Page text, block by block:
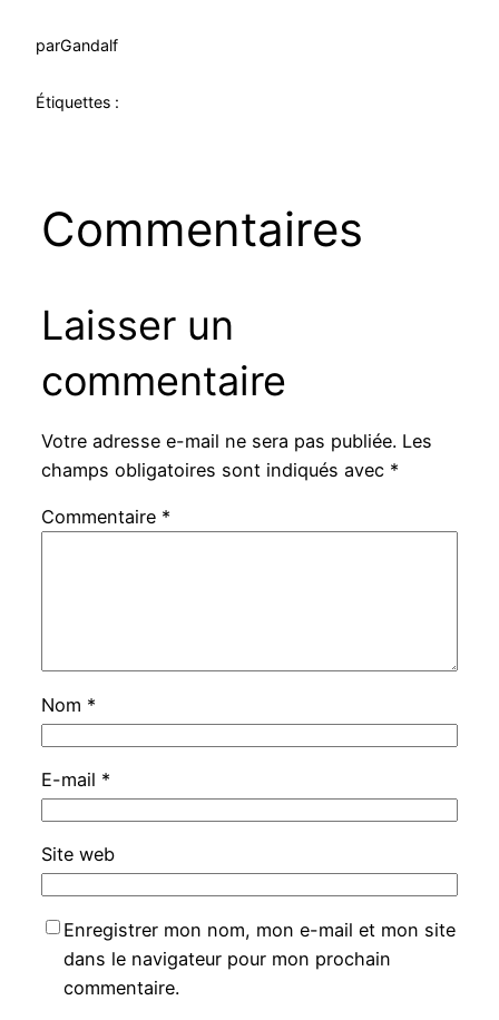
parGandalf
Étiquettes :
Commentaires
Laisser un
commentaire
Votre adresse e-mail ne sera pas publiée. Les
champs obligatoires sont indiqués avec *
Commentaire *
Nom *
E-mail *
Site web
Enregistrer mon nom, mon e-mail et mon site
dans le navigateur pour mon prochain
commentaire.